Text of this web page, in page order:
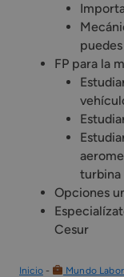
FP para la
turbina
Opciones
Cesur
Inicio- Mundo